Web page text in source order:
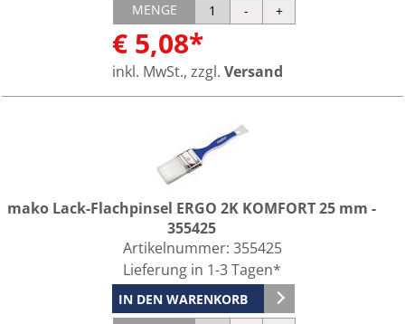
MENGE
€ 5,08*
inkl. MwSt., zzgl. Versand
mako Lack-Flachpinsel ERGO 2K KOMFORT 25 mm -
355425
Artikelnummer: 355425
Lieferung in 1-3 Tagen*
IN DEN WARENKORB